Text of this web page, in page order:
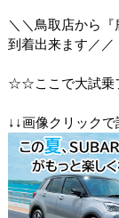
＼＼鳥取店から
到着出来ます／／
☆☆ここで大試乗
↓↓画像クリック